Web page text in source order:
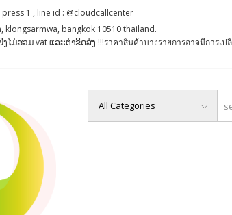
1 , line id : @cloudcallcenter
klongsarmwa, bangkok 10510 thailand.
ໄມ່ຮວມ vat ແລະຕ່າຂິດສ່ງ !!!ราคาสินค้าบางรายการอาจมีการเ